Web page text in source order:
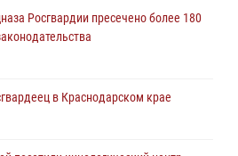
Росгвардии пресечено более 180
в Краснодарском крае